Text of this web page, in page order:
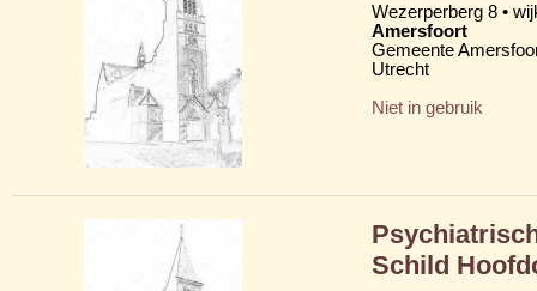
Wezerperberg 8 •
Amersfoort
Gemeente
Utrecht
Niet in gebruik
Schild